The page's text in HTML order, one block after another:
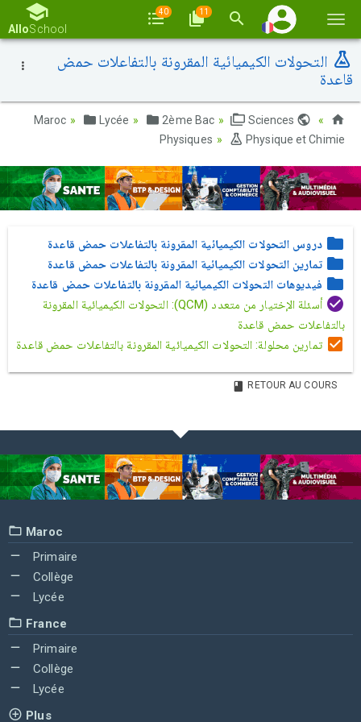
la
AlloSchool
40 11
التحولات الكيميائية المقرونة بالتفاعلات حمض
قاعدة
Lycée 2ème Bac
Sciences
Physiques
Physique et Chimie
دروس التحولات الكيميائية المقرونة بالتفاعلات حمض قاعدة
تمارين التحولات الكيميائية المقرونة بالتفاعلات حمض قاعدة
فيديوهات التحولات الكيميائية المقرونة بالتفاعلات حمض قاعدة
أسئلة الإختيار من متعدد (QCM): التحولات الكيميائية المقرونة
بالتفاعلات حمض قاعدة
تمارين محلولة: التحولات الكيميائية المقرونة بالتفاعلات حمض قاعدة
RETOUR AU COURS
Maroc
Primaire
Collège
Lycée
France
Primaire
Collège
Lycée
Plus